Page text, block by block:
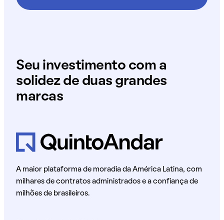
Seu investimento com a
solidez de duas grandes
marcas
A maior plataforma de moradia da América Latina, com
milhares de contratos administrados e a confiança de
milhões de brasileiros.